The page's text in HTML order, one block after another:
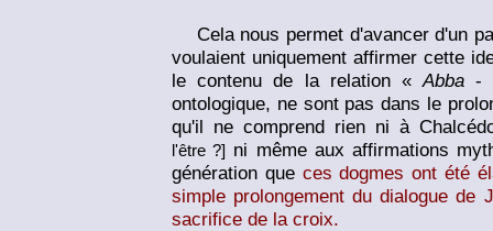
Cela nous permet d'avancer d'un
voulaient uniquement affirmer cette
le contenu de la relation «Abba-
ontologique, ne sont pas dans le
qu'il ne comprend rien ni à
l'être ?]
ni même aux affirmations
génération que ces dogmes ont été
simple prolongement du dialogue
sacrifice de la croix.